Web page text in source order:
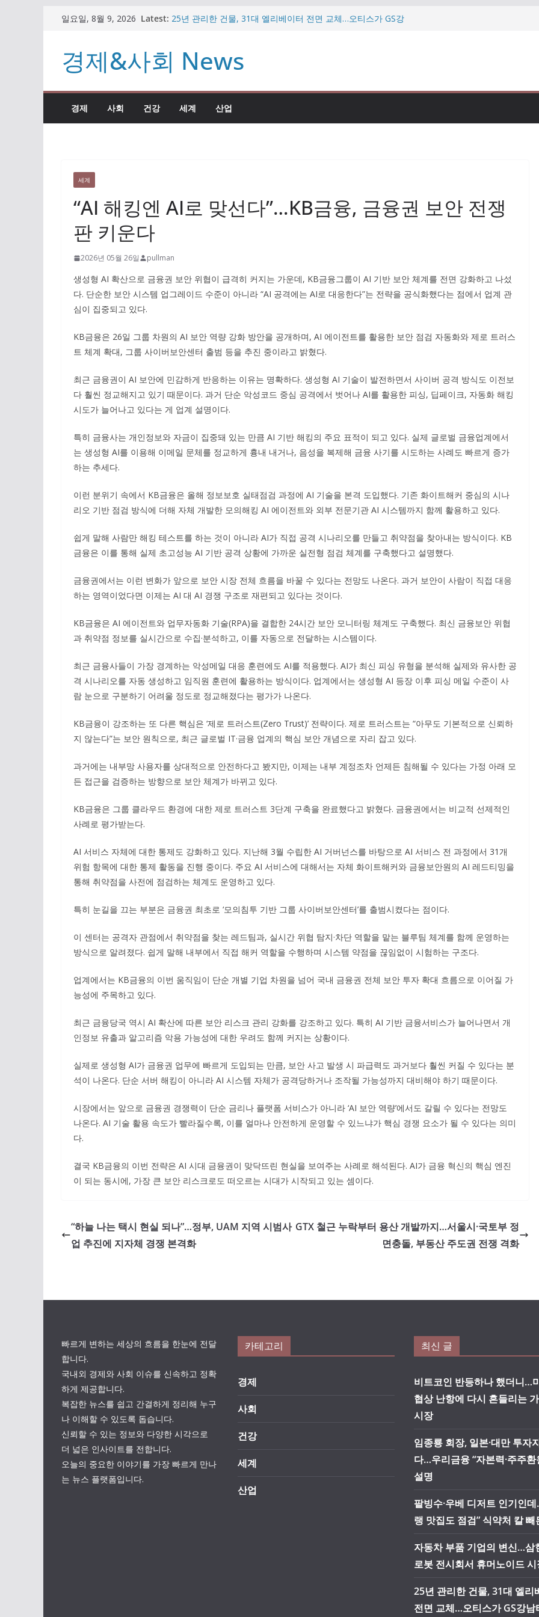
일요일, 8월 9, 2026 Latest: 25년 관리한 건물, 31대 엘리베이터 전면 교체…오티스가 GS강
가상자산 시장
임종룡 회장, 일본·대만 투자자 만난다…우리금융 “자본력·주주환
팥빙수·우베 디저트 인기인데…”미슐랭 맛집도 점검” 식약처 칼
빼든 이유
자동차 부품 기업의 변신…삼현, 북미 로봇 전시회서 휴머노이드
시장 공략
경제&사회 News
경제 사회 건강 세계 산업
세계
“AI 해킹엔 AI로 맞선다”…KB금융, 금융권 보안 전쟁
판 키운다
2026년 05월 26일 pullman
생성형 AI 확산으로 금융권 보안 위협이 급격히 커지는 가운데, KB금융그룹이 AI 기반 보안 체계를 전면 강화하고 나섰
다. 단순한 보안 시스템 업그레이드 수준이 아니라 “AI 공격에는 AI로 대응한다”는 전략을 공식화했다는 점에서 업계 관
심이 집중되고 있다.
KB금융은 26일 그룹 차원의 AI 보안 역량 강화 방안을 공개하며, AI 에이전트를 활용한 보안 점검 자동화와 제로 트러스
트 체계 확대, 그룹 사이버보안센터 출범 등을 추진 중이라고 밝혔다.
최근 금융권이 AI 보안에 민감하게 반응하는 이유는 명확하다. 생성형 AI 기술이 발전하면서 사이버 공격 방식도 이전보
다 훨씬 정교해지고 있기 때문이다. 과거 단순 악성코드 중심 공격에서 벗어나 AI를 활용한 피싱, 딥페이크, 자동화 해킹
시도가 늘어나고 있다는 게 업계 설명이다.
특히 금융사는 개인정보와 자금이 집중돼 있는 만큼 AI 기반 해킹의 주요 표적이 되고 있다. 실제 글로벌 금융업계에서
는 생성형 AI를 이용해 이메일 문체를 정교하게 흉내 내거나, 음성을 복제해 금융 사기를 시도하는 사례도 빠르게 증가
하는 추세다.
이런 분위기 속에서 KB금융은 올해 정보보호 실태점검 과정에 AI 기술을 본격 도입했다. 기존 화이트해커 중심의 시나
리오 기반 점검 방식에 더해 자체 개발한 모의해킹 AI 에이전트와 외부 전문기관 AI 시스템까지 함께 활용하고 있다.
쉽게 말해 사람만 해킹 테스트를 하는 것이 아니라 AI가 직접 공격 시나리오를 만들고 취약점을 찾아내는 방식이다. KB
금융은 이를 통해 실제 초고성능 AI 기반 공격 상황에 가까운 실전형 점검 체계를 구축했다고 설명했다.
금융권에서는 이런 변화가 앞으로 보안 시장 전체 흐름을 바꿀 수 있다는 전망도 나온다. 과거 보안이 사람이 직접 대응
하는 영역이었다면 이제는 AI 대 AI 경쟁 구조로 재편되고 있다는 것이다.
KB금융은 AI 에이전트와 업무자동화 기술(RPA)을 결합한 24시간 보안 모니터링 체계도 구축했다. 최신 금융보안 위협
과 취약점 정보를 실시간으로 수집·분석하고, 이를 자동으로 전달하는 시스템이다.
최근 금융사들이 가장 경계하는 악성메일 대응 훈련에도 AI를 적용했다. AI가 최신 피싱 유형을 분석해 실제와 유사한 공
격 시나리오를 자동 생성하고 임직원 훈련에 활용하는 방식이다. 업계에서는 생성형 AI 등장 이후 피싱 메일 수준이 사
람 눈으로 구분하기 어려울 정도로 정교해졌다는 평가가 나온다.
KB금융이 강조하는 또 다른 핵심은 ‘제로 트러스트(Zero Trust)’ 전략이다. 제로 트러스트는 “아무도 기본적으로 신뢰하
지 않는다”는 보안 원칙으로, 최근 글로벌 IT·금융 업계의 핵심 보안 개념으로 자리 잡고 있다.
과거에는 내부망 사용자를 상대적으로 안전하다고 봤지만, 이제는 내부 계정조차 언제든 침해될 수 있다는 가정 아래 모
든 접근을 검증하는 방향으로 보안 체계가 바뀌고 있다.
KB금융은 그룹 클라우드 환경에 대한 제로 트러스트 3단계 구축을 완료했다고 밝혔다. 금융권에서는 비교적 선제적인
사례로 평가받는다.
AI 서비스 자체에 대한 통제도 강화하고 있다. 지난해 3월 수립한 AI 거버넌스를 바탕으로 AI 서비스 전 과정에서 31개
위험 항목에 대한 통제 활동을 진행 중이다. 주요 AI 서비스에 대해서는 자체 화이트해커와 금융보안원의 AI 레드티밍을
통해 취약점을 사전에 점검하는 체계도 운영하고 있다.
특히 눈길을 끄는 부분은 금융권 최초로 ‘모의침투 기반 그룹 사이버보안센터’를 출범시켰다는 점이다.
이 센터는 공격자 관점에서 취약점을 찾는 레드팀과, 실시간 위협 탐지·차단 역할을 맡는 블루팀 체계를 함께 운영하는
방식으로 알려졌다. 쉽게 말해 내부에서 직접 해커 역할을 수행하며 시스템 약점을 끊임없이 시험하는 구조다.
업계에서는 KB금융의 이번 움직임이 단순 개별 기업 차원을 넘어 국내 금융권 전체 보안 투자 확대 흐름으로 이어질 가
능성에 주목하고 있다.
최근 금융당국 역시 AI 확산에 따른 보안 리스크 관리 강화를 강조하고 있다. 특히 AI 기반 금융서비스가 늘어나면서 개
인정보 유출과 알고리즘 악용 가능성에 대한 우려도 함께 커지는 상황이다.
실제로 생성형 AI가 금융권 업무에 빠르게 도입되는 만큼, 보안 사고 발생 시 파급력도 과거보다 훨씬 커질 수 있다는 분
석이 나온다. 단순 서버 해킹이 아니라 AI 시스템 자체가 공격당하거나 조작될 가능성까지 대비해야 하기 때문이다.
시장에서는 앞으로 금융권 경쟁력이 단순 금리나 플랫폼 서비스가 아니라 ‘AI 보안 역량’에서도 갈릴 수 있다는 전망도
나온다. AI 기술 활용 속도가 빨라질수록, 이를 얼마나 안전하게 운영할 수 있느냐가 핵심 경쟁 요소가 될 수 있다는 의미
다.
결국 KB금융의 이번 전략은 AI 시대 금융권이 맞닥뜨린 현실을 보여주는 사례로 해석된다. AI가 금융 혁신의 핵심 엔진
이 되는 동시에, 가장 큰 보안 리스크로도 떠오르는 시대가 시작되고 있는 셈이다.
“하늘 나는 택시 현실 되나”…정부, UAM 지역 시범사
업 추진에 지자체 경쟁 본격화
GTX 철근 누락부터 용산 개발까지…서울시·국토부 정
면충돌, 부동산 주도권 전쟁 격화
빠르게 변하는 세상의 흐름을 한눈에 전달
합니다.
국내외 경제와 사회 이슈를 신속하고 정확
하게 제공합니다.
복잡한 뉴스를 쉽고 간결하게 정리해 누구
나 이해할 수 있도록 돕습니다.
신뢰할 수 있는 정보와 다양한 시각으로
더 넓은 인사이트를 전합니다.
오늘의 중요한 이야기를 가장 빠르게 만나
는 뉴스 플랫폼입니다.
카테고리
경제
사회
건강
세계
산업
최신 글
비트코인 반등하나 했더니…
협상 난항에 다시 흔들리는
시장
임종룡 회장, 일본·대만 투자
다…우리금융 “자본력·주주환
설명
팥빙수·우베 디저트 인기인
랭 맛집도 점검” 식약처 칼 빼
자동차 부품 기업의 변신…삼
로봇 전시회서 휴머노이드
25년 관리한 건물, 31대 엘리
전면 교체…오티스가 GS강남